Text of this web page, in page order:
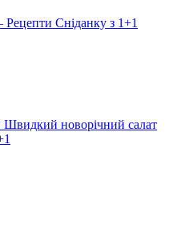
Сніданку з 1+1
Швидкий новорічний салат